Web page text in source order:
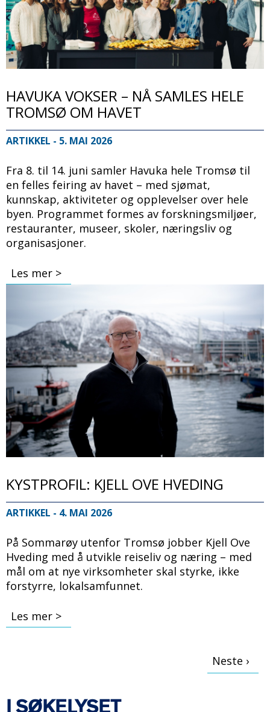
HAVUKA VOKSER – NÅ SAMLES HELE
TROMSØ OM HAVET
ARTIKKEL - 5. MAI 2026
Fra 8. til 14. juni samler Havuka hele Tromsø til
en felles feiring av havet – med sjømat,
kunnskap, aktiviteter og opplevelser over hele
byen. Programmet formes av forskningsmiljøer,
restauranter, museer, skoler, næringsliv og
organisasjoner.
Les mer >
KYSTPROFIL: KJELL OVE HVEDING
ARTIKKEL - 4. MAI 2026
På Sommarøy utenfor Tromsø jobber Kjell Ove
Hveding med å utvikle reiseliv og næring – med
mål om at nye virksomheter skal styrke, ikke
forstyrre, lokalsamfunnet.
Les mer >
Neste
side
Neste ›
I SØKELYSET